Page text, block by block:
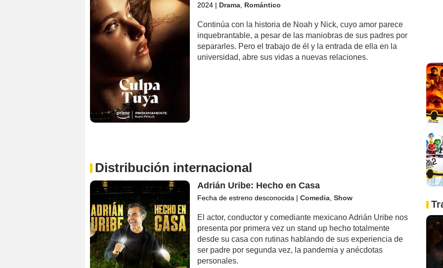
2024 | Drama, Romántico
Continúa con la historia de Noah y Nick, cuyo amor parece
inquebrantable, a pesar de las maniobras de sus padres por
separarles. Pero el trabajo de él y la entrada de ella en la
universidad, abre sus vidas a nuevas relaciones.
Distribución internacional
Adrián Uribe: Hecho en Casa
Fecha de estreno desconocida | Comedia, Show
El actor, conductor y comediante mexicano Adrián Uribe nos
presenta por primera vez un stand up hecho totalmente
desde su casa con rutinas hablando de sus experiencia de
ser padre por segunda vez, la pandemia y anécdotas
personales.